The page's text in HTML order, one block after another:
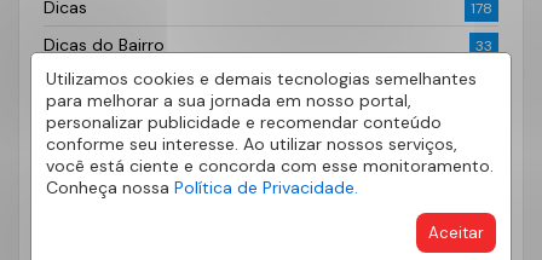
Utilizamos cookies e demais tecnologias semelhantes
para melhorar a sua jornada em nosso portal,
personalizar publicidade e recomendar conteúdo
conforme seu interesse. Ao utilizar nossos serviços,
você está ciente e concorda com esse monitoramento.
Conheça nossa Política de Privacidade.
Aceitar
Dicas 178
Dicas do Bairro 33
Documentação Imobiliária
Fotografia
Imóveis 62
Imóveis à venda
14